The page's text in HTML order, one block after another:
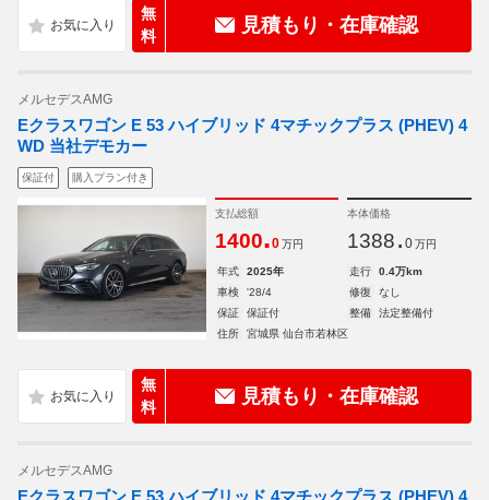
無
料
見積もり・在庫確認
メルセデスAMG
Eクラスワゴン E 53 ハイブリッド 4マチックプラス (PHEV) 4
WD 当社デモカー
保証付 購入プラン付き
支払総額
1400.0 万円
本体価格
1388. 0 万円
年式 2025年 走行
0.4万km
車検
'28/4 修復
なし
保証
保証付 整備
法定整備付
住所
宮城県 仙台市若林区
無
料
見積もり・在庫確認
メルセデスAMG